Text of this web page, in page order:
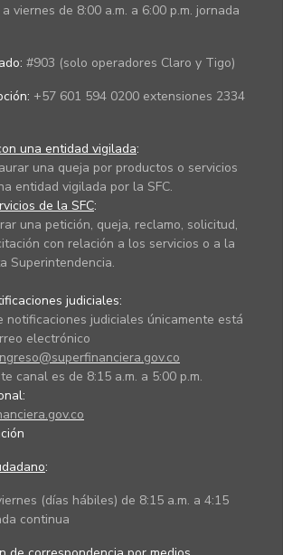
viernes de 8:00 a.m. a 6:00 p.m. jornada
#903 (solo operadores Claro y Tigo)
+57 601 594 0200 extensiones 2334
una entidad vigilada:
una queja por productos o servicios
entidad vigilada por la SFC.
de la SFC:
una petición, queja, reclamo, solicitud,
con relación a los servicios o a la
Superintendencia.
judiciales:
notificaciones judiciales únicamente está
electrónico
canal es de 8:15 a.m. a 5:00 p.m.
:
(días hábiles) de 8:15 a.m. a 4:15
continua